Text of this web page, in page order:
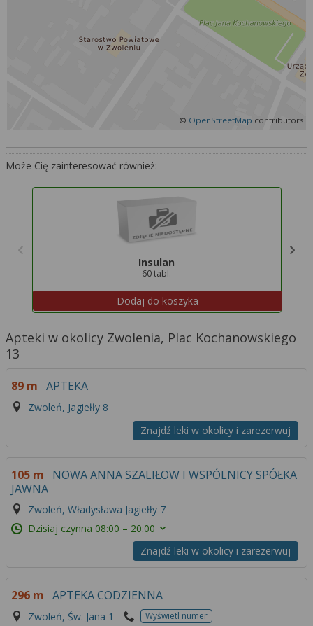
© OpenStreetMap contributors
Może Cię zainteresować również:
Insulan
60 tabl.
Dodaj do koszyka
Apteki w okolicy Zwolenia, Plac Kochanowskiego
13
89 m APTEKA
Zwoleń, Jagiełły 8
Znajdź leki w okolicy i zarezerwuj
105 m
NOWA ANNA SZALIŁOW I WSPÓLNICY SPÓŁKA
JAWNA
Zwoleń, Władysława Jagiełły 7
Dzisiaj czynna 08:00 – 20:00
Znajdź leki w okolicy i zarezerwuj
296 m APTEKA CODZIENNA
Zwoleń, Św. Jana 1 Wyświetl numer
Więcej informacji na temat wykorzystywania
narzędzi zewnętrznych w naszym serwisie
znajdziesz wRegulaminie Serwisu